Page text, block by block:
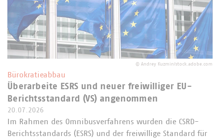
© Andrey Kuzmin/stock.adobe.com
Bürokratieabbau
Überarbeite ESRS und neuer freiwilliger EU-
Berichtsstandard (VS) angenommen
20.07.2026
Im Rahmen des Omnibusverfahrens wurden die CSRD-
Berichtsstandards (ESRS) und der freiwillige Standard für